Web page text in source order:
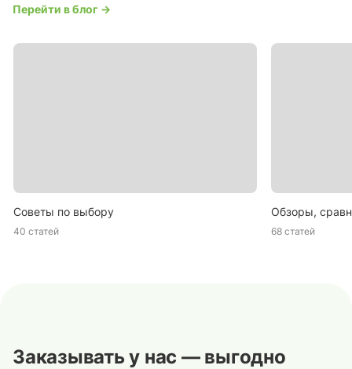
Перейти в блог →
Советы по выбору
40 статей
Обзоры,
68 статей
Заказывать у нас — выгодно